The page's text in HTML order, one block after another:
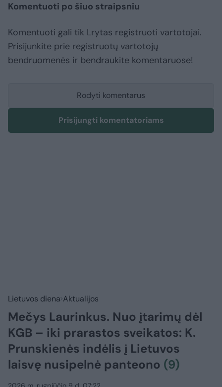
Komentuoti po šiuo straipsniu
Komentuoti gali tik Lrytas registruoti vartotojai.
Prisijunkite prie registruotų vartotojų
bendruomenės ir bendraukite komentaruose!
Rodyti komentarus
Prisijungti komentatoriams
Lietuvos diena Aktualijos
Mečys Laurinkus. Nuo įtarimų dėl
KGB – iki prarastos sveikatos: K.
Prunskienės indėlis į Lietuvos
laisvę nusipelnė panteono (9)